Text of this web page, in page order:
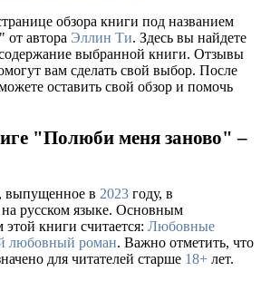
обзора книги под названием
автора Эллин Ти. Здесь вы найдете
выбранной книги. Отзывы
вам сделать свой выбор. После
оставить свой обзор и помочь
"Полюби меня заново" –
выпущенное в 2023 году, в
русском языке. Основным
книги считается: Любовные
любовный роман. Важно отметить, что
для читателей старше 18+ лет.